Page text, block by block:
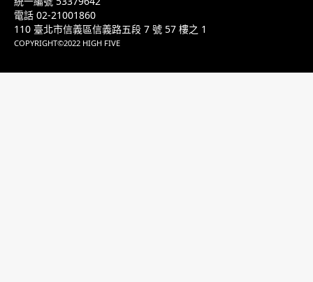
電話 02-21001860
110 臺北市信義區信義路五段 7 號 57 樓之 1
COPYRIGHT©2022 HIGH FIVE